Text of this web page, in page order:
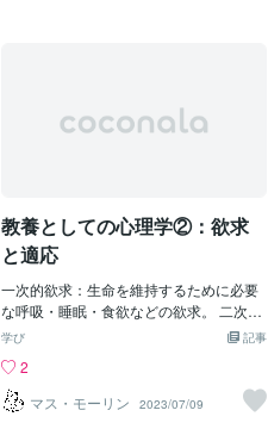
「社会的欲求」があり、友人や家族との
つながりを求める気持ちが生まれます。
分の夢や目標を追い求める段階が存在し
ます。さらに、その上には「自己超越
ィンの進化論にも似た話だと思います。
おそらく「成長（進化）するかしない
とは成長（魂の成長）のためにこの世に
生まれてくる、または輪廻転生を繰り返
すのだと僕は信じています。 では、なぜ
人は成長しようとするのか。成長するの
は何のためか。ダーウィンの進化論にな
ぞれば「衰退しないため」となります。
が個人的に思うのは「理由などない。成
長という道しかないから」ということで
す。一見、退化に見えるような生き様で
教養としての心理学②：欲求
と適応
一次的欲求：生命を維持するために必要
な呼吸・睡眠・食欲などの欲求。 二次的
欲求：人格的な成長を促す精神面の欲
stration）：欲求充足の行動が阻止され
て、緊張が解消されない状態。 葛藤（コ
ンフリクト、conflict）：両立不可能な欲
記事
学び
2
マス・モーリン
2023/07/09